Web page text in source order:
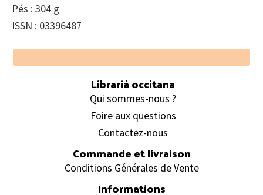
Pés : 304 g
ISSN : 03396487
Footer
Librariá occitana
Qui sommes-nous ?
Foire aux questions
Contactez-nous
Commande et livraison
Conditions Générales de Vente
Informations